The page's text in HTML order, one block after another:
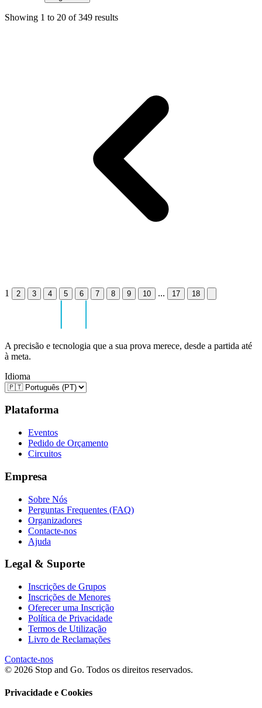
Showing 1 to 20 of 349 results
1 2 3 4 5 6 7 8 9 10 ... 17 18
A precisão e tecnologia que a sua prova merece, desde a partida até
à meta.
Idioma
Plataforma
Eventos
Pedido de Orçamento
Circuitos
Empresa
Sobre Nós
Perguntas Frequentes (FAQ)
Organizadores
Contacte-nos
Ajuda
Legal & Suporte
Inscrições de Grupos
Inscrições de Menores
Oferecer uma Inscrição
Política de Privacidade
Termos de Utilização
Livro de Reclamações
Contacte-nos
© 2026 Stop and Go. Todos os direitos reservados.
Privacidade e Cookies